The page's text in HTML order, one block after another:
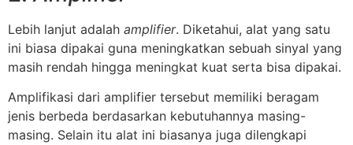
Lebih lanjut adalah amplifier. Diketahui, alat yang satu
ini biasa dipakai guna meningkatkan sebuah sinyal yang
masih rendah hingga meningkat kuat serta bisa dipakai.
Amplifikasi dari amplifier tersebut memiliki beragam
jenis berbeda berdasarkan kebutuhannya masing-
masing. Selain itu alat ini biasanya juga dilengkapi